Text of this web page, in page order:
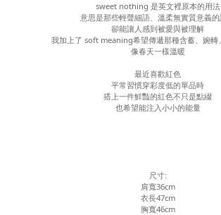
sweet nothing 是英文裡原本的用法
意思是那些輕聲細語、溫柔無實質意義
卻能讓人感到被愛與被理解
我加上了 soft meaning希望傳遞那種含蓄、婉轉
像春天一樣溫暖
最近喜歡紅色
平常習慣穿彩度低的單品時
搭上一件鮮豔的紅色不只是點綴
也希望能注入小小的能量
尺寸:
肩寬36cm
衣長47cm
胸寬46cm